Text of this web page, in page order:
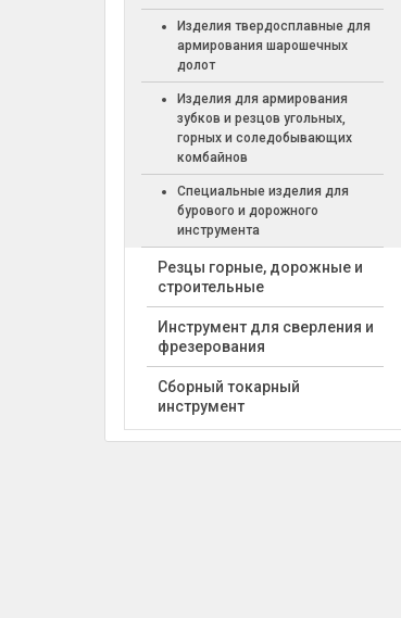
Изделия твердосплавные для
армирования шарошечных
долот
Изделия для армирования
зубков и резцов угольных,
горных и соледобывающих
комбайнов
Специальные изделия для
бурового и дорожного
инструмента
Резцы горные, дорожные и
строительные
Инструмент для сверления и
фрезерования
Сборный токарный
инструмент